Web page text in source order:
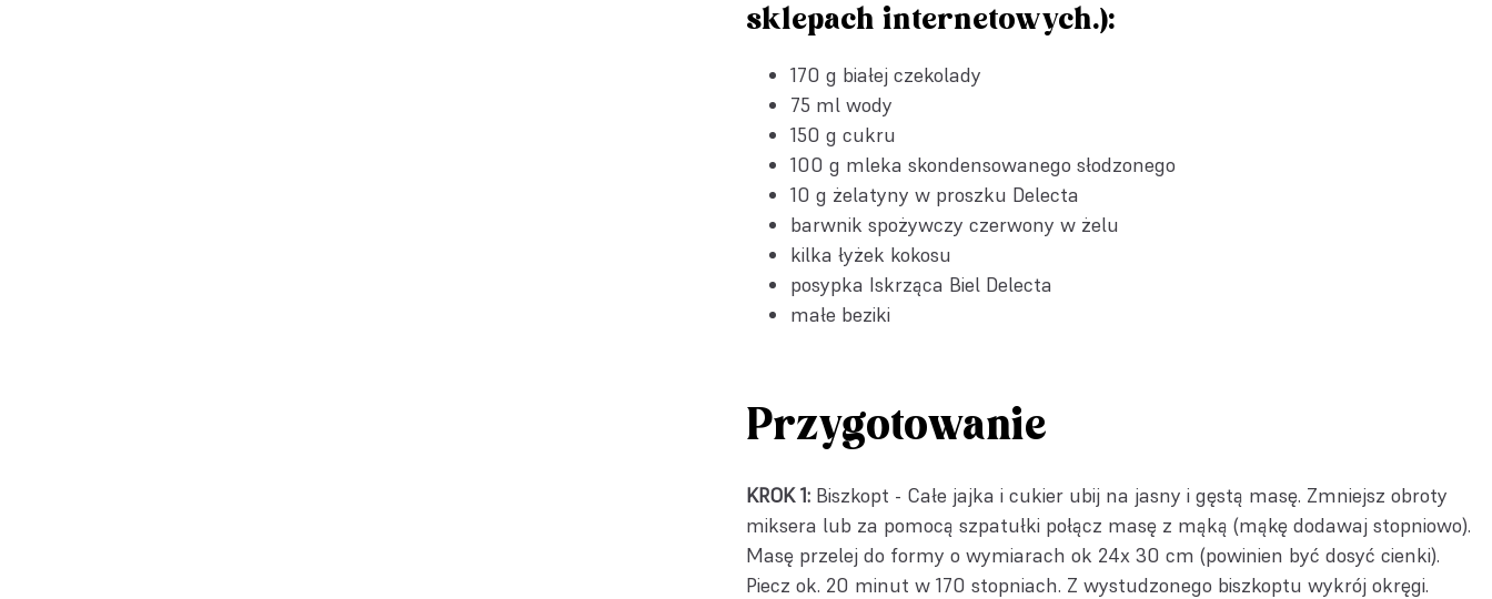
sklepach internetowych.):
170 g białej czekolady
75 ml wody
150 g cukru
100 g mleka skondensowanego słodzonego
10 g żelatyny w proszku Delecta
barwnik spożywczy czerwony w żelu
kilka łyżek kokosu
posypka Iskrząca Biel Delecta
małe beziki
Przygotowanie
KROK 1: Biszkopt - Całe jajka i cukier ubij na jasny i gęstą masę. Zmniejsz obroty
miksera lub za pomocą szpatułki połącz masę z mąką (mąkę dodawaj stopniowo).
Masę przelej do formy o wymiarach ok 24x 30 cm (powinien być dosyć cienki).
Piecz ok. 20 minut w 170 stopniach. Z wystudzonego biszkoptu wykrój okręgi.